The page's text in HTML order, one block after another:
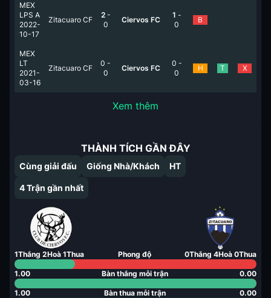
MEX
LPS A
2022-
10-17
Zitacuaro CF
2-
0
Ciervos FC
1 -
0
B
MEX
LT
2021-
03-16
Zitacuaro CF
0 -
0
Ciervos FC
0 -
0
H T X
Xem thêm
THÀNH TÍCH GẦN ĐÂY
Cùng giải đấu Giống Nhà/Khách HT
4Trận gần nhất
1Thắng 2Hoà 1Thua Phong độ 0Thắng 4Hoà 0Thua
1.00 Bàn thắng mỗi trận 0.00
1.00 Bàn thua mỗi trận 0.00